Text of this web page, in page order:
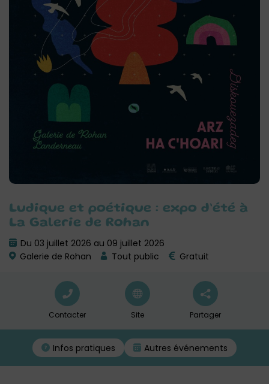
Ludique et poétique : expo d’été à
La Galerie de Rohan
Du 03 juillet 2026 au 09 juillet 2026
Galerie de Rohan
Tout public Gratuit
Contacter Site Partager
Infos pratiques Autres événements